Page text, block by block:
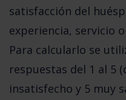
satisfacción del
experiencia, servicio
Para calcularlo se
respuestas del 1 al 5
insatisfecho y 5 muy